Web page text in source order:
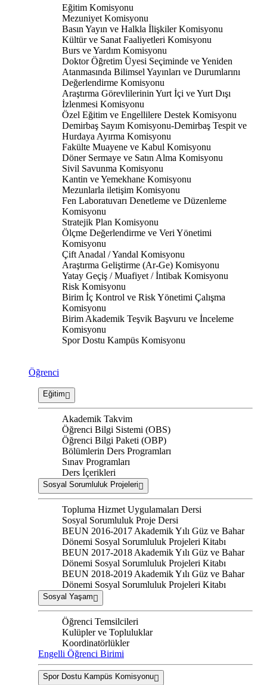
Eğitim Komisyonu
Mezuniyet Komisyonu
Basın Yayın ve Halkla İlişkiler Komisyonu
Kültür ve Sanat Faaliyetleri Komisyonu
Burs ve Yardım Komisyonu
Doktor Öğretim Üyesi Seçiminde ve Yeniden
Atanmasında Bilimsel Yayınları ve Durumlarını
Değerlendirme Komisyonu
Araştırma Görevlilerinin Yurt İçi ve Yurt Dışı
İzlenmesi Komisyonu
Özel Eğitim ve Engellilere Destek Komisyonu
Demirbaş Sayım Komisyonu-Demirbaş Tespit ve
Hurdaya Ayırma Komisyonu
Fakülte Muayene ve Kabul Komisyonu
Döner Sermaye ve Satın Alma Komisyonu
Sivil Savunma Komisyonu
Kantin ve Yemekhane Komisyonu
Mezunlarla iletişim Komisyonu
Fen Laboratuvarı Denetleme ve Düzenleme
Komisyonu
Stratejik Plan Komisyonu
Ölçme Değerlendirme ve Veri Yönetimi
Komisyonu
Çift Anadal / Yandal Komisyonu
Araştırma Geliştirme (Ar-Ge) Komisyonu
Yatay Geçiş / Muafiyet / İntibak Komisyonu
Risk Komisyonu
Birim İç Kontrol ve Risk Yönetimi Çalışma
Komisyonu
Birim Akademik Teşvik Başvuru ve İnceleme
Komisyonu
Spor Dostu Kampüs Komisyonu
Öğrenci
Eğitim
Akademik Takvim
Öğrenci Bilgi Sistemi (OBS)
Öğrenci Bilgi Paketi (OBP)
Bölümlerin Ders Programları
Sınav Programları
Ders İçerikleri
Sosyal Sorumluluk Projeleri
Topluma Hizmet Uygulamaları Dersi
Sosyal Sorumluluk Proje Dersi
BEUN 2016-2017 Akademik Yılı Güz ve Bahar
Dönemi Sosyal Sorumluluk Projeleri Kitabı
BEUN 2017-2018 Akademik Yılı Güz ve Bahar
Dönemi Sosyal Sorumluluk Projeleri Kitabı
BEUN 2018-2019 Akademik Yılı Güz ve Bahar
Dönemi Sosyal Sorumluluk Projeleri Kitabı
Sosyal Yaşam
Öğrenci Temsilcileri
Kulüpler ve Topluluklar
Koordinatörlükler
Engelli Öğrenci Birimi
Spor Dostu Kampüs Komisyonu